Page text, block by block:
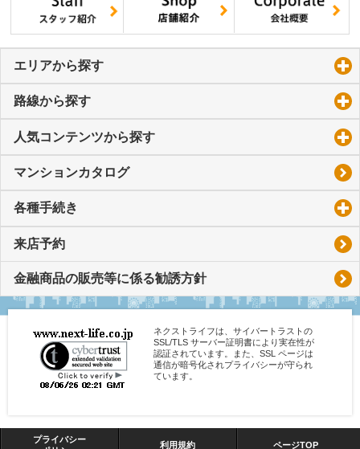
エリアから探す
路線から探す
人気コンテンツから探す
マンションカタログ
各種手続き
来店予約
金融商品の販売等に係る勧誘方針
ネクストライフは、サイバートラストの
SSL/TLS サーバー証明書により実在性が
認証されています。また、SSL ページは
通信が暗号化されプライバシーが守られ
ています。
プライバシー
利用規約 ページTOP